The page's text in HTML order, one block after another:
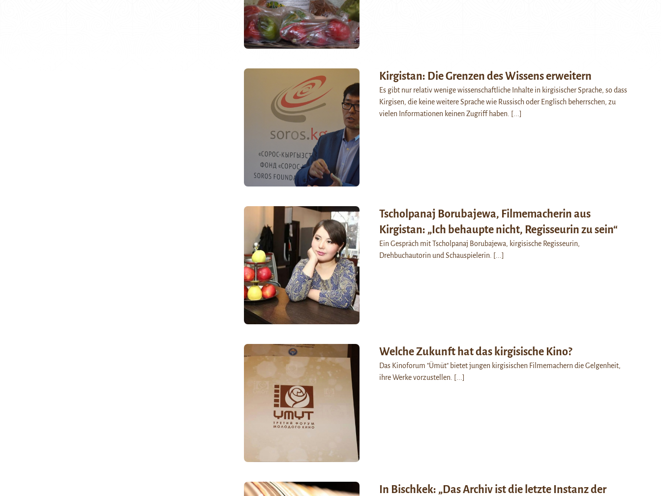
Kirgistan: Die Grenzen des Wissens erweitern
Es gibt nur relativ wenige wissenschaftliche Inhalte in kirgisischer Sprache, so dass
Kirgisen, die keine weitere Sprache wie Russisch oder Englisch beherrschen, zu
vielen Informationen keinen Zugriff haben.
[...]
Tscholpanaj Borubajewa, Filmemacherin aus
Kirgistan: „Ich behaupte nicht, Regisseurin zu sein“
Ein Gespräch mit Tscholpanaj Borubajewa, kirgisische Regisseurin,
Drehbuchautorin und Schauspielerin.
[...]
Welche Zukunft hat das kirgisische Kino?
Das Kinoforum "Ümüt" bietet jungen kirgisischen Filmemachern die Gelgenheit,
ihre Werke vorzustellen.
[...]
In Bischkek: „Das Archiv ist die letzte Instanz der